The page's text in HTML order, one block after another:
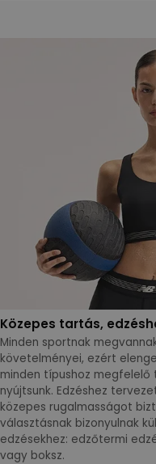
Közepes tartás,
Minden sportnak
követelményei, ezért
minden típushoz
nyújtsunk. Edzéshez
közepes rugalmasságot
választásnak bizonyulnak
edzésekhez: edzőtermi
vagy boksz.